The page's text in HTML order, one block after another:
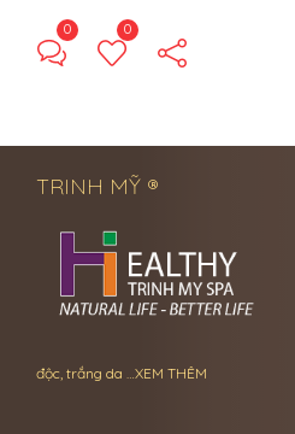
0 0
TRINH MỸ ®
độc, trắng da …XEM THÊM